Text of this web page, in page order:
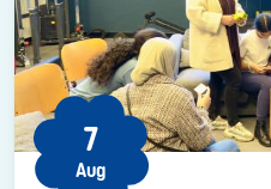
7
Aug